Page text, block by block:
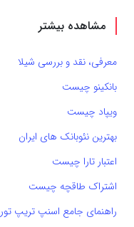
مشاهده بیشتر
معرفی، نقد و بررسی شیلا
بانکینو چیست
ویپاد چیست
بهترین نئوبانک های ایران
اعتبار تارا چیست
اشتراک طاقچه چیست
راهنمای جامع اسنپ تریپ تور